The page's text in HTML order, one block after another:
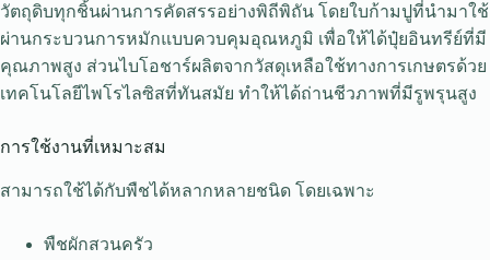
วัตถุดิบทุกชิ้นผ่านการคัดสรรอย่างพิถีพิถัน โดยใบก้ามปูที่นำมาใช้
ผ่านกระบวนการหมักแบบควบคุมอุณหภูมิ เพื่อให้ได้ปุ๋ยอินทรีย์ที่มี
คุณภาพสูง ส่วนไบโอชาร์ผลิตจากวัสดุเหลือใช้ทางการเกษตรด้วย
เทคโนโลยีไพโรไลซิสที่ทันสมัย ทำให้ได้ถ่านชีวภาพที่มีรูพรุนสูง
การใช้งานที่เหมาะสม
สามารถใช้ได้กับพืชได้หลากหลายชนิด โดยเฉพาะ
พืชผักสวนครัว